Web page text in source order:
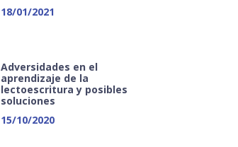
18/01/2021
Adversidades en el
aprendizaje de la
lectoescritura y posibles
soluciones
15/10/2020